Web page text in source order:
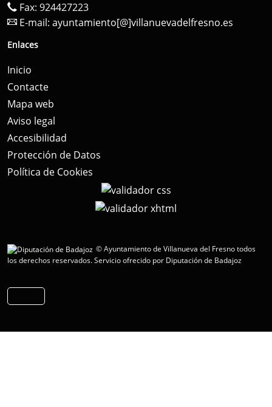
Fax: 924427223
E-mail: ayuntamiento[@]villanuevadelfresno.es
Enlaces
Inicio
Contacte
Mapa web
Aviso legal
Accesibilidad
Protección de Datos
Política de Cookies
© Ayuntamiento de Villanueva del Fresno todos
los derechos reservados.Servicio ofrecido por Diputación de Badajoz